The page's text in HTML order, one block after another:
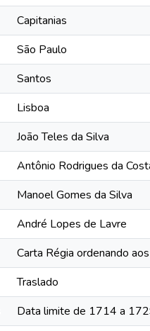
Capitanias
São Paulo
Santos
Lisboa
João Teles da Silva
Antônio Rodrigues da
Manoel Gomes da Silva
André Lopes de Lavre
Carta Régia ordenando
Traslado
Data limite de 1714 a